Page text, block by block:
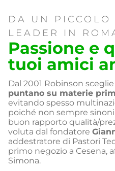
DA UN PICCOLO
LEADER IN
Passione e
tuoi amici
Dal 2001 Robinson
puntano su materie
evitando spesso
poiché non sempre
buon rapporto qualità/
voluta dal fondatore
addestratore di Pastori
primo negozio a Cesena,
Simona.